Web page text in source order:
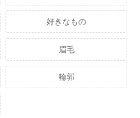
好きなもの
眉毛
輪郭